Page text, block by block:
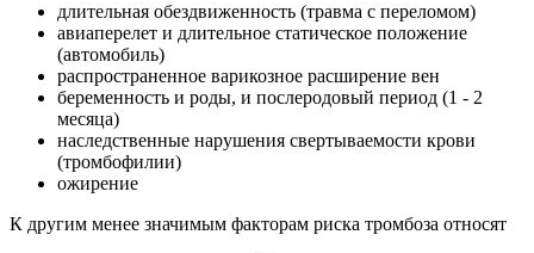
длительная обездвиженность (травма с переломом)
авиаперелет и длительное статическое положение
(автомобиль)
распространенное варикозное расширение вен
беременность и роды, и послеродовый период (1 - 2
месяца)
наследственные нарушения свертываемости крови
(тромбофилии)
ожирение
К другим менее значимым факторам риска тромбоза относят